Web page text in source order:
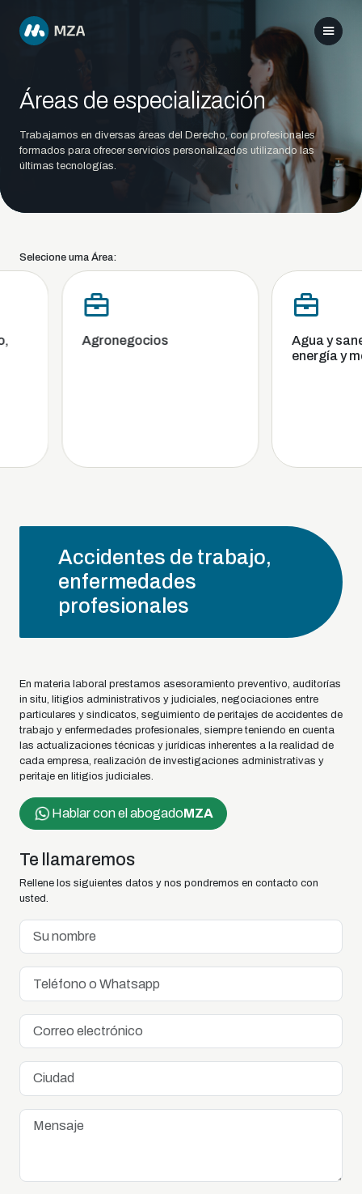
Áreas de especialización
Trabajamos en diversas áreas del Derecho, con profesionales
formados para ofrecer servicios personalizados utilizando las
últimas tecnologías.
Selecione uma Área:
Agronegocios
Agua y
energía y
Accidentes de trabajo,
enfermedades
profesionales
En materia laboral prestamos asesoramiento preventivo, auditorías
in situ, litigios administrativos y judiciales, negociaciones entre
particulares y sindicatos, seguimiento de peritajes de accidentes de
trabajo y enfermedades profesionales, siempre teniendo en cuenta
las actualizaciones técnicas y jurídicas inherentes a la realidad de
cada empresa, realización de investigaciones administrativas y
peritaje en litigios judiciales.
Hablar con el abogadoMZA
Te llamaremos
Rellene los siguientes datos y nos pondremos en contacto con
usted.